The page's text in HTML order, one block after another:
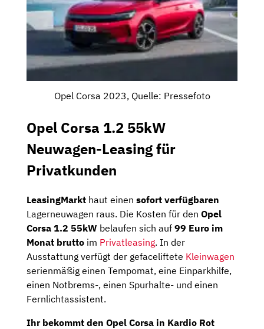
Opel Corsa 2023, Quelle: Pressefoto
Opel Corsa 1.2 55kW
Neuwagen-Leasing für
Privatkunden
LeasingMarkt haut einen sofort verfügbaren
Lagerneuwagen raus. Die Kosten für den Opel
Corsa 1.2 55kW belaufen sich auf 99 Euro im
Monat brutto im Privatleasing. In der
Ausstattung verfügt der gefaceliftete Kleinwagen
serienmäßig einen Tempomat, eine Einparkhilfe,
einen Notbrems-, einen Spurhalte- und einen
Fernlichtassistent.
Ihr bekommt den Opel Corsa in Kardio Rot